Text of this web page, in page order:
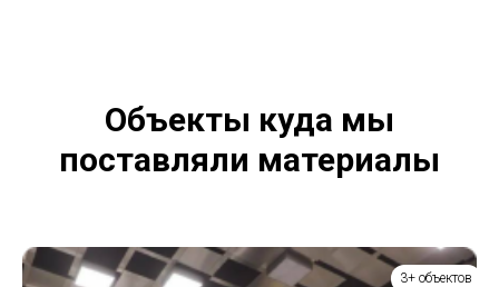
Объекты куда мы
поставляли материалы
3+ объектов